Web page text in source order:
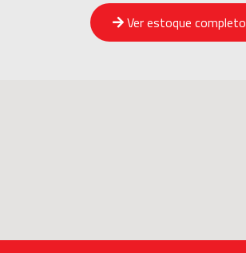
Ver estoque completo